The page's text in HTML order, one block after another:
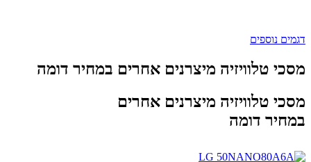
דגמים נוספים
מסכי טלוויזיה מיצרנים אחרים במחיר דומה
מסכי טלוויזיה מיצרנים אחרים
במחיר דומה